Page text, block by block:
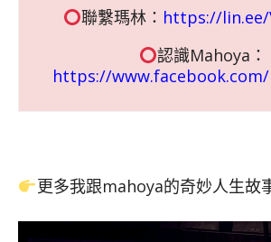
聯繫瑪林： https://lin.ee/
認識Mahoya：
https://www.facebook.com/
更多我跟mahoya的奇妙人生故